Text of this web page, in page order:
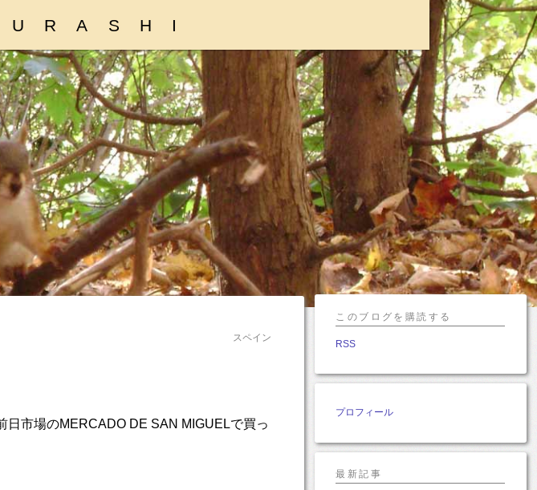
このブログを購読する
RSS
プロフィール
最新記事
スペイン
市場のMERCADO DE SAN MIGUELで買っ